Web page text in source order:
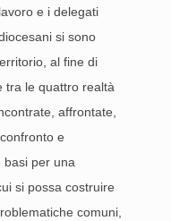
lavoro e i delegati
si sono
al fine di
tra le quattro realtà
affrontate,
e
basi per una
si possa costruire
comuni,